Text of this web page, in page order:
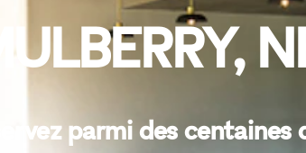
parmi des